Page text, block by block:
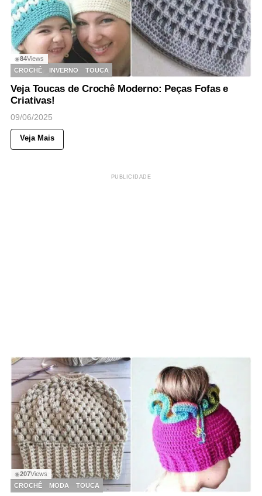
◉84Views
CROCHÊ
INVERNO TOUCA
Veja Toucas de Crochê Moderno: Peças Fofas e
Criativas!
09/06/2025
Veja Mais
PUBLICIDADE
◉207Views
CROCHÊ
MODA TOUCA